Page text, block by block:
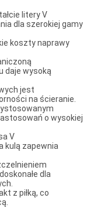
litery V
dla szerokiej gamy
koszty naprawy
daje wysoką
jest
na ścieranie.
o wysokiej
V
kulą zapewnia
dla
z piłką, co